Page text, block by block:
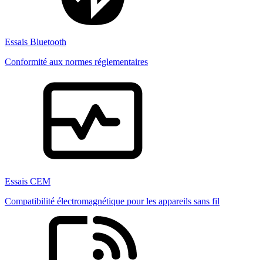
Essais Bluetooth
Conformité aux normes réglementaires
Essais CEM
Compatibilité électromagnétique pour les appareils sans fil